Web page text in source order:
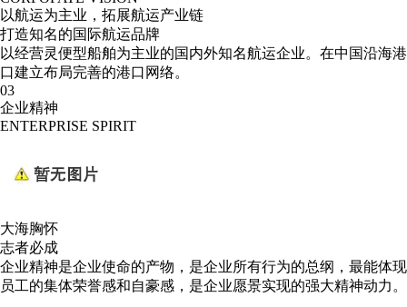
以航运为主业，拓展航运产业链
打造知名的国际航运品牌
以经营灵便型船舶为主业的国内外知名航运企业。在中国沿海港
口建立布局完善的港口网络。
03
企业精神
ENTERPRISE SPIRIT
大海胸怀
志者必成
企业精神是企业使命的产物，是企业所有行为的总纲，最能体现
员工的集体荣誉感和自豪感，是企业愿景实现的强大精神动力。